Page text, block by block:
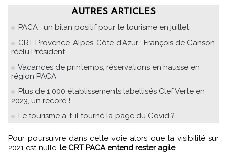
AUTRES ARTICLES
PACA : un bilan positif pour le tourisme en juillet
CRT Provence-Alpes-Côte d'Azur : François de Canson
réélu Président
Vacances de printemps, réservations en hausse en
région PACA
Plus de 1 000 établissements labellisés Clef Verte en
2023, un record !
Le tourisme a-t-il tourné la page du Covid ?
Pour poursuivre dans cette voie alors que la visibilité sur
2021 est nulle, le CRT PACA entend rester agile.